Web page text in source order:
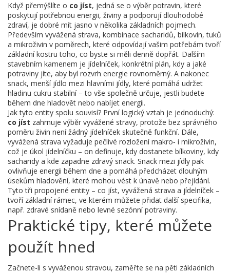
Když přemýšlíte o co jíst, jedná se o výběr potravin, které
poskytují potřebnou energii, živiny a podporují dlouhodobé
zdraví, je dobré mít jasno v několika základních pojmech.
Především vyvážená strava, kombinace sacharidů, bílkovin, tuků
a mikroživin v poměrech, které odpovídají vašim potřebám tvoří
základní kostru toho, co byste si měli denně dopřát. Dalším
stavebním kamenem je jídelníček, konkrétní plán, kdy a jaké
potraviny jíte, aby byl rozvrh energie rovnoměrný. A nakonec
snack, menší jídlo mezi hlavními jídly, které pomáhá udržet
hladinu cukru stabilní– to vše společně určuje, jestli budete
během dne hladovět nebo nabíjet energii.
Jak tyto entity spolu souvisí? První logický vztah je jednoduchý:
co jíst zahrnuje výběr vyvážené stravy, protože bez správného
poměru živin není žádný jídelníček skutečně funkční. Dále,
vyvážená strava vyžaduje pečlivé rozložení makro‑ i mikroživin,
což je úkol jídelníčku – on definuje, kdy dostanete bílkoviny, kdy
sacharidy a kde zapadne zdravý snack. Snack mezi jídly pak
ovlivňuje energii během dne a pomáhá předcházet dlouhým
úsekům hladovění, které mohou vést k únavě nebo přejídání.
Tyto tři propojené entity – co jíst, vyvážená strava a jídelníček –
tvoří základní rámec, ve kterém můžete přidat další specifika,
např. zdravé snídaně nebo levné sezónní potraviny.
Praktické tipy, které můžete
použít hned
Začnete-li s vyváženou stravou, zaměřte se na pěti základních